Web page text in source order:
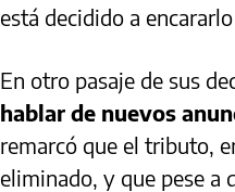
está decidido a
En otro pasaje de sus
hablar de nuevos
remarcó que el tributo,
eliminado, y que pese a